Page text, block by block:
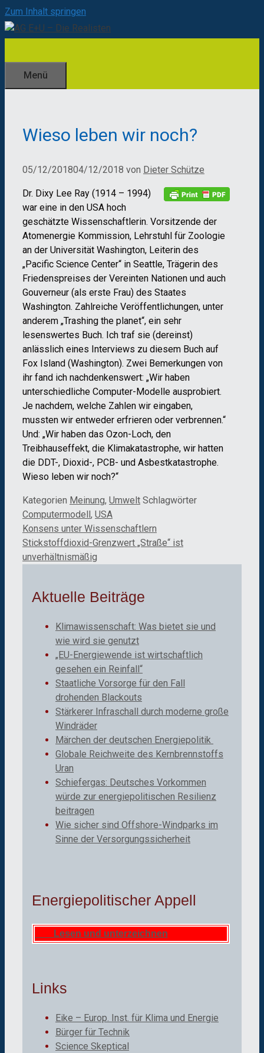
Zum Inhalt springen
Menü
Wieso leben wir noch?
05/12/201804/12/2018 von Dieter Schütze
Dr. Dixy Lee Ray (1914 – 1994)
war eine in den USA hoch
geschätzte Wissenschaftlerin. Vorsitzende der
Atomenergie Kommission, Lehrstuhl für Zoologie
an der Universität Washington, Leiterin des
„Pacific Science Center“ in Seattle, Trägerin des
Friedenspreises der Vereinten Nationen und auch
Gouverneur (als erste Frau) des Staates
Washington. Zahlreiche Veröffentlichungen, unter
anderem „Trashing the planet“, ein sehr
lesenswertes Buch. Ich traf sie (dereinst)
anlässlich eines Interviews zu diesem Buch auf
Fox Island (Washington). Zwei Bemerkungen von
ihr fand ich nachdenkenswert: „Wir haben
unterschiedliche Computer-Modelle ausprobiert.
Je nachdem, welche Zahlen wir eingaben,
mussten wir entweder erfrieren oder verbrennen.“
Und: „Wir haben das Ozon-Loch, den
Treibhauseffekt, die Klimakatastrophe, wir hatten
die DDT-, Dioxid-, PCB- und Asbestkatastrophe.
Wieso leben wir noch?“
Kategorien Meinung, Umwelt Schlagwörter
Computermodell, USA
Konsens unter Wissenschaftlern
Stickstoffdioxid-Grenzwert „Straße“ ist
unverhältnismäßig
Aktuelle Beiträge
Klimawissenschaft: Was bietet sie und
wie wird sie genutzt
„EU-Energiewende ist wirtschaftlich
gesehen ein Reinfall“
Staatliche Vorsorge für den Fall
drohenden Blackouts
Stärkerer Infraschall durch moderne große
Windräder
Märchen der deutschen Energiepolitik
Globale Reichweite des Kernbrennstoffs
Uran
Schiefergas: Deutsches Vorkommen
würde zur energiepolitischen Resilienz
beitragen
Wie sicher sind Offshore-Windparks im
Sinne der Versorgungssicherheit
Energiepolitischer Appell
Lesen und unterzeichnen
Links
Eike – Europ. Inst. für Klima und Energie
Bürger für Technik
Science Skeptical